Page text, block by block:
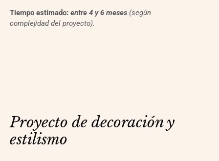
Tiempo estimado: entre 4 y 6 meses (según
complejidad del proyecto).
Proyecto de decoración y
estilismo